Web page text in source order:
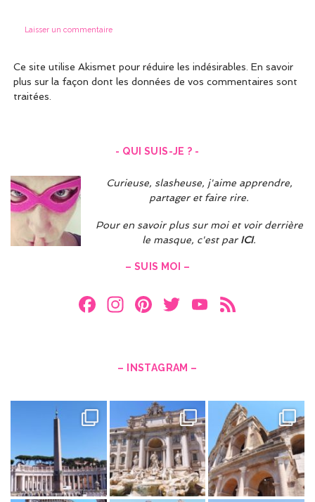
Ce site utilise Akismet pour réduire les indésirables. En savoir
plus sur la façon dont les données de vos commentaires sont
traitées
- QUI SUIS-JE ? -
Curieuse, slasheuse, j'aime apprendre,
partager et faire rire.
Pour en savoir plus sur moi et voir derrière
le masque, c'est par ICI.
– SUIS MOI –
F
o
k
In
gr
a
m
Pi
es
t
T
er
Y
u
b
e
C
h
– INSTAGRAM –